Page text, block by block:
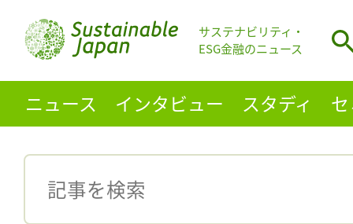
サステナビリティ・
ESG金融のニュース
ニュース インタビュー スタディ